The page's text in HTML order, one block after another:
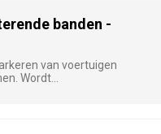
banden -
van voertuigen
Wordt...